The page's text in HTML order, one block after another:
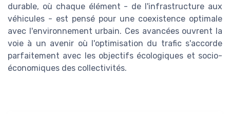
durable, où chaque élément - de l'infrastructure aux
véhicules - est pensé pour une coexistence optimale
avec l'environnement urbain. Ces avancées ouvrent la
voie à un avenir où l'optimisation du trafic s'accorde
parfaitement avec les objectifs écologiques et socio-
économiques des collectivités.